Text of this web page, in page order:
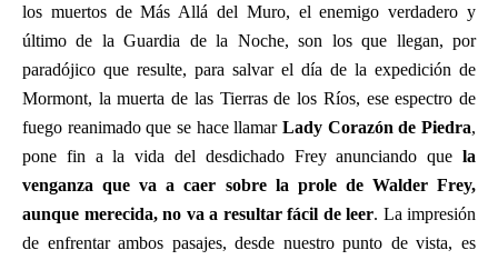
los muertos de Más Allá del Muro, el enemigo verdadero y
último de la Guardia de la Noche, son los que llegan, por
paradójico que resulte, para salvar el día de la expedición de
Mormont, la muerta de las Tierras de los Ríos, ese espectro de
fuego reanimado que se hace llamar Lady Corazón de Piedra,
pone fin a la vida del desdichado Frey anunciando que la
venganza que va a caer sobre la prole de Walder Frey,
aunque merecida, no va a resultar fácil de leer. La impresión
de enfrentar ambos pasajes, desde nuestro punto de vista, es